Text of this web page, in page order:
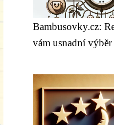
Bambusovky.cz:
vám usnadní